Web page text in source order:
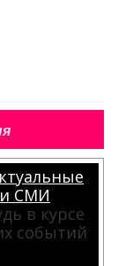
СМИ
в курсе
событий